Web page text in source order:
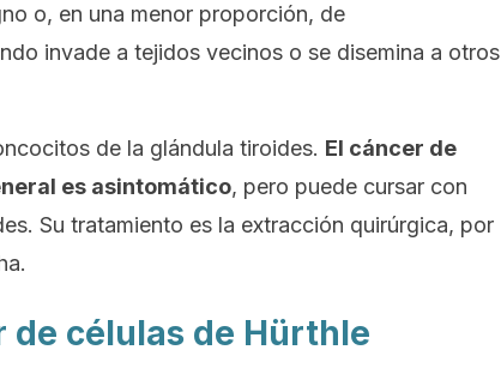
o, en una menor proporción, de
invade a tejidos vecinos o se disemina a otros
de la glándula tiroides. El cáncer de
es asintomático, pero puede cursar con
Su tratamiento es la extracción quirúrgica, por
de células de Hürthle